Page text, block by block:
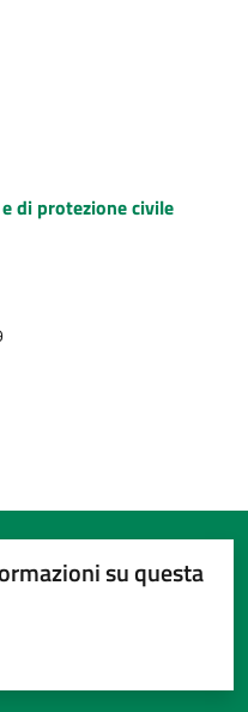
di protezione civile
su questa
5